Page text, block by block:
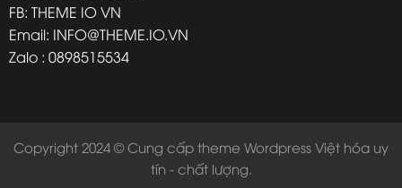
FB: THEME IO VN
Email: INFO@THEME.IO.VN
Zalo : 0898515534
Copyright 2024 © Cung cấp theme Wordpress Việt hóa uy
tín - chất lượng.